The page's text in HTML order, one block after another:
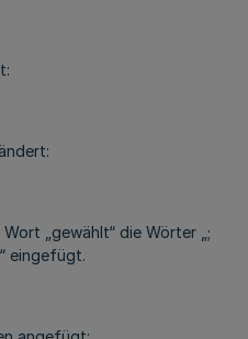
„gewählt“ die Wörter „;
eingefügt.